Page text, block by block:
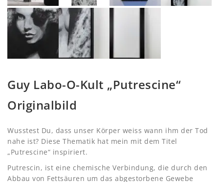
Guy Labo-O-Kult „Putrescine“
Originalbild
Wusstest Du, dass unser Körper weiss wann ihm der Tod
nahe ist? Diese Thematik hat mein mit dem Titel
„Putrescine“ inspiriert.
Putrescin, ist eine chemische Verbindung, die durch den
Abbau von Fettsäuren um das abgestorbene Gewebe